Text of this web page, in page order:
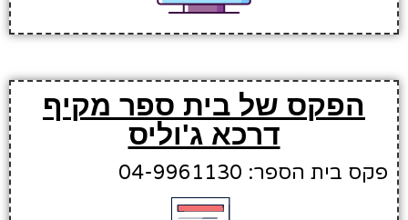
הפקס של בית ספר מקיף
דרכא ג'וליס
פקס בית הספר: 04-9961130